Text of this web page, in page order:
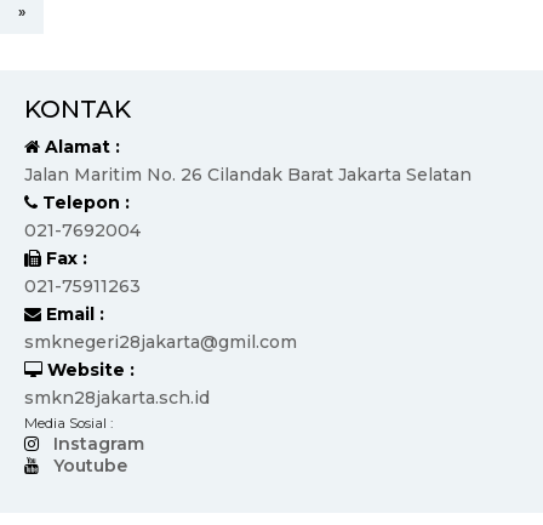
»
KONTAK
Alamat :
Jalan Maritim No. 26 Cilandak Barat Jakarta Selatan
Telepon :
021-7692004
Fax :
021-75911263
Email :
smknegeri28jakarta@gmil.com
Website :
smkn28jakarta.sch.id
Media Sosial :
Instagram
Youtube